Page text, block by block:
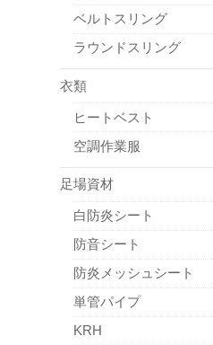
ベルトスリング
ラウンドスリング
衣類
ヒートベスト
空調作業服
足場資材
白防炎シート
防音シート
防炎メッシュシート
単管パイプ
KRH